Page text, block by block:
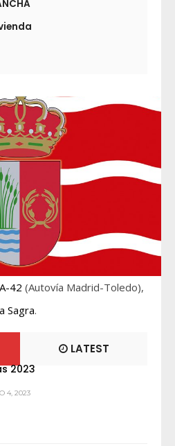
A-42 (Autovía Madrid-Toledo),
Sagra.
LATEST
2023
4, 2023